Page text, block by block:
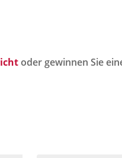
oder gewinnen Sie